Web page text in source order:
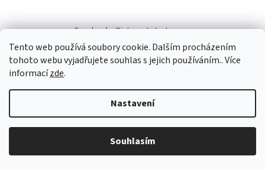
Tento web používá soubory cookie. Dalším procházením
tohoto webu vyjadřujete souhlas s jejich používáním.. Více
informacízde.
Nastavení
Souhlasím
Facebook Pinterest Instagram
Vytvořil Shoptet
Salesmall.cz. Všechna práva vyhrazena.